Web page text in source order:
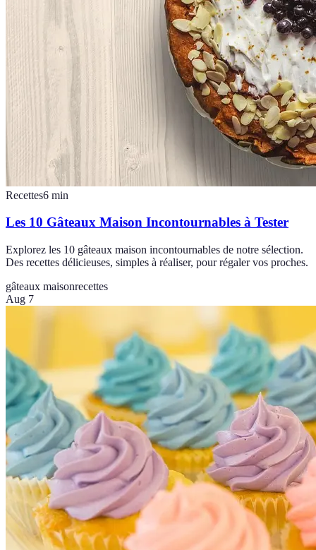
Recettes6 min
Les 10 Gâteaux Maison Incontournables à Tester
Explorez les 10 gâteaux maison incontournables de notre sélection.
Des recettes délicieuses, simples à réaliser, pour régaler vos proches.
gâteaux maisonrecettes
Aug 7